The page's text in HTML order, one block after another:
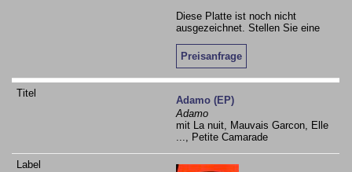
Diese Platte ist noch nicht
ausgezeichnet. Stellen Sie eine
Preisanfrage
Adamo (EP)
Adamo
mit La nuit, Mauvais Garcon, Elle
..., Petite Camarade